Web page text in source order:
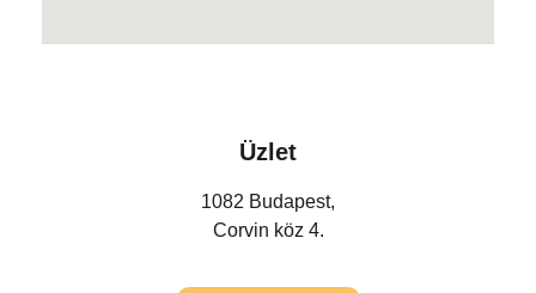
Üzlet
1082 Budapest,
Corvin köz 4.